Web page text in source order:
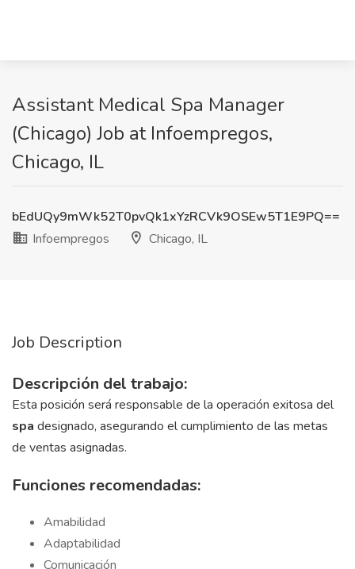
Assistant Medical Spa Manager
(Chicago) Job at Infoempregos,
Chicago, IL
bEdUQy9mWk52T0pvQk1xYzRCVk9OSEw5T1E9PQ==
Infoempregos
Chicago, IL
Job Description
Descripción del trabajo:
Esta posición será responsable de la operación exitosa del
spa designado, asegurando el cumplimiento de las metas
de ventas asignadas.
Funciones recomendadas:
Amabilidad
Adaptabilidad
Comunicación